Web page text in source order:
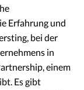
Erfahrung und
bei der
in
einem
Es gibt